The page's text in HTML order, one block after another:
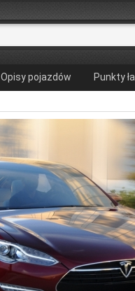
Opisy pojazdów Punkty